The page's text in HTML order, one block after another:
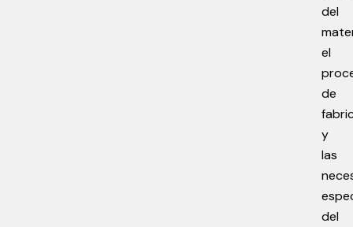
del
el
de
y
las
del